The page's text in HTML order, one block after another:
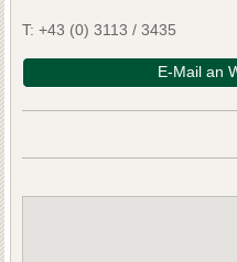
T: +43 (0) 3113 / 3435
E-Mail an